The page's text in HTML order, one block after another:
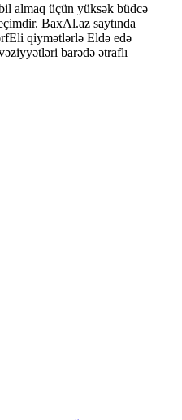
almaq üçün yüksək büdcə
BaxAl.az saytında
qiymətlərlə Eldə edə
barədə ətraflı